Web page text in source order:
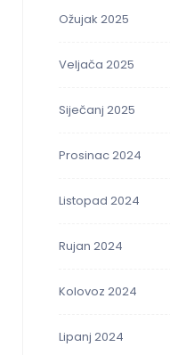
Ožujak 2025
Veljača 2025
Siječanj 2025
Prosinac 2024
Listopad 2024
Rujan 2024
Kolovoz 2024
Lipanj 2024